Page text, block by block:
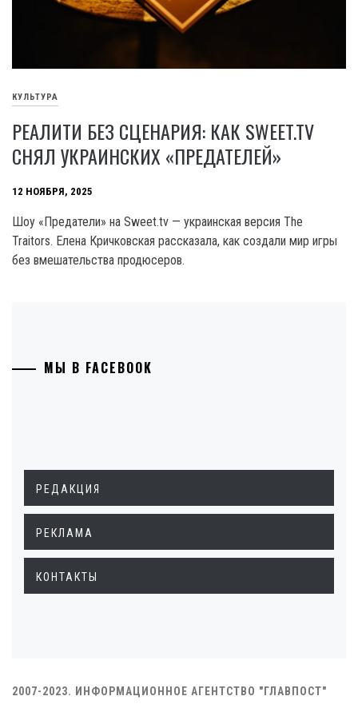
КУЛЬТУРА
РЕАЛИТИ БЕЗ СЦЕНАРИЯ: КАК SWEET.TV
СНЯЛ УКРАИНСКИХ «ПРЕДАТЕЛЕЙ»
12 НОЯБРЯ, 2025
Шоу «Предатели» на Sweet.tv — украинская версия The
Traitors. Елена Кричковская рассказала, как создали мир игры
без вмешательства продюсеров.
МЫ В FACEBOOK
РЕДАКЦИЯ
РЕКЛАМА
КОНТАКТЫ
2007-2023. ИНФОРМАЦИОННОЕ АГЕНТСТВО "ГЛАВПОСТ"